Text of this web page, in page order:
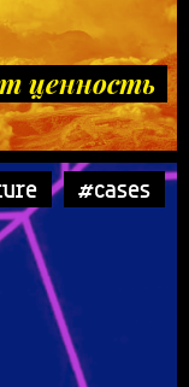
ценность
#cases